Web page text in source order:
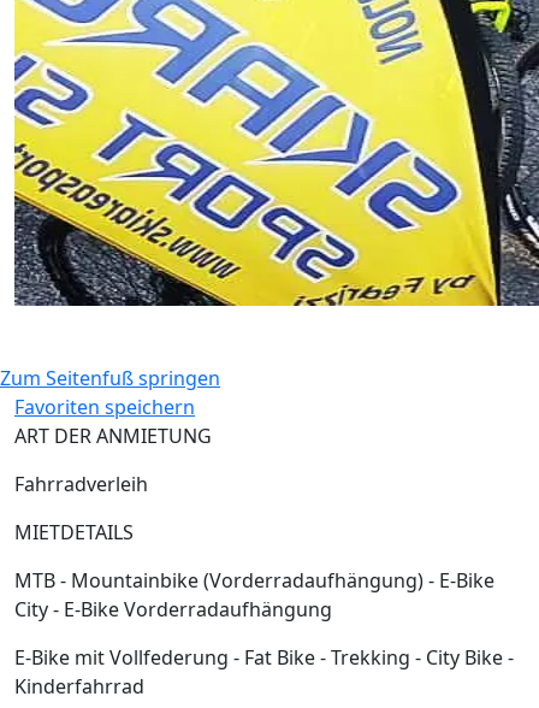
Zum Seitenfuß springen
Favoriten speichern
ART DER ANMIETUNG
Fahrradverleih
MIETDETAILS
MTB - Mountainbike (Vorderradaufhängung) - E-Bike
City - E-Bike Vorderradaufhängung
E-Bike mit Vollfederung - Fat Bike - Trekking - City Bike -
Kinderfahrrad